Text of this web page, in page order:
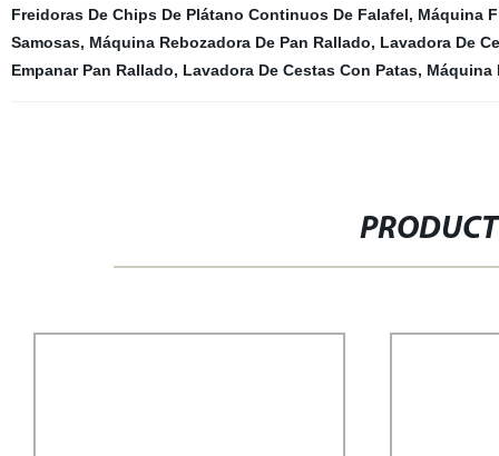
Freidoras De Chips De Plátano Continuos De Falafel, Máquina
Samosas, Máquina Rebozadora De Pan Rallado, Lavadora De
Empanar Pan Rallado, Lavadora De Cestas Con Patas, Máquina